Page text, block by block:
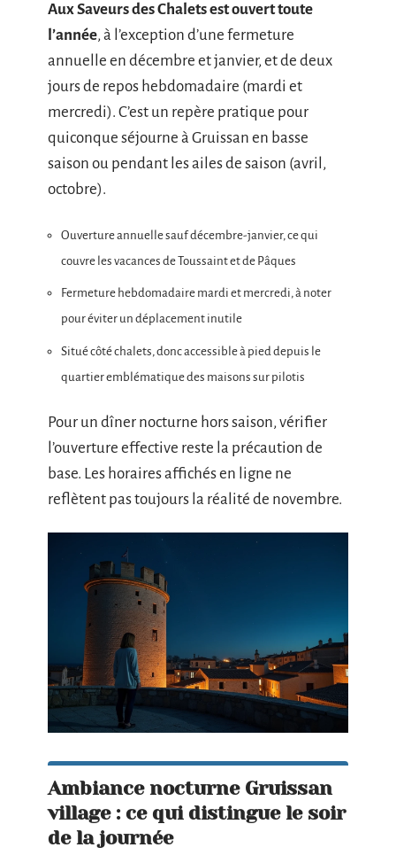
Aux Saveurs des Chalets est ouvert toute
l’année, à l’exception d’une fermeture
annuelle en décembre et janvier, et de deux
jours de repos hebdomadaire (mardi et
mercredi). C’est un repère pratique pour
quiconque séjourne à Gruissan en basse
saison ou pendant les ailes de saison (avril,
octobre).
Ouverture annuelle sauf décembre-janvier, ce qui
couvre les vacances de Toussaint et de Pâques
Fermeture hebdomadaire mardi et mercredi, à noter
pour éviter un déplacement inutile
Situé côté chalets, donc accessible à pied depuis le
quartier emblématique des maisons sur pilotis
Pour un dîner nocturne hors saison, vérifier
l’ouverture effective reste la précaution de
base. Les horaires affichés en ligne ne
reflètent pas toujours la réalité de novembre.
Ambiance nocturne Gruissan
village : ce qui distingue le soir
de la journée